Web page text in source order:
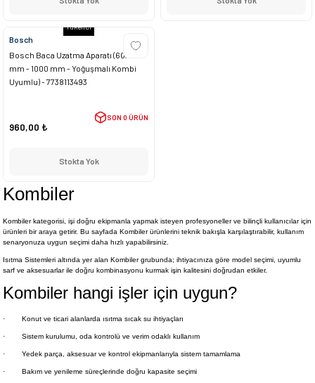
Tükendi
Bosch
Bosch Baca Uzatma Aparatı (60/100
mm - 1000 mm - Yoğuşmalı Kombi
Uyumlu) - 7738113493
960,00 ₺
SON 0 ÜRÜN
Stokta Yok
Kombiler
Kombiler kategorisi, işi doğru ekipmanla yapmak isteyen profesyoneller ve bilinçli kullanıcılar için
ürünleri bir araya getirir. Bu sayfada Kombiler ürünlerini teknik bakışla karşılaştırabilir, kullanım
senaryonuza uygun seçimi daha hızlı yapabilirsiniz.
Isıtma Sistemleri altında yer alan Kombiler grubunda; ihtiyacınıza göre model seçimi, uyumlu
sarf ve aksesuarlar ile doğru kombinasyonu kurmak işin kalitesini doğrudan etkiler.
Kombiler hangi işler için uygun?
· Konut ve ticari alanlarda ısıtma sıcak su ihtiyaçları
· Sistem kurulumu, oda kontrolü ve verim odaklı kullanım
· Yedek parça, aksesuar ve kontrol ekipmanlarıyla sistem tamamlama
· Bakım ve yenileme süreçlerinde doğru kapasite seçimi